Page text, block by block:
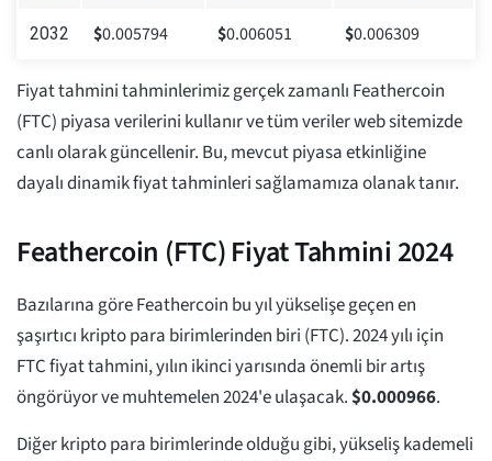
2032 $0.005794 $0.006051 $0.006309
Fiyat tahmini tahminlerimiz gerçek zamanlı Feathercoin
(FTC) piyasa verilerini kullanır ve tüm veriler web sitemizde
canlı olarak güncellenir. Bu, mevcut piyasa etkinliğine
dayalı dinamik fiyat tahminleri sağlamamıza olanak tanır.
Feathercoin (FTC) Fiyat Tahmini 2024
Bazılarına göre Feathercoin bu yıl yükselişe geçen en
şaşırtıcı kripto para birimlerinden biri (FTC). 2024 yılı için
FTC fiyat tahmini, yılın ikinci yarısında önemli bir artış
öngörüyor ve muhtemelen 2024'e ulaşacak.$0.000966.
Diğer kripto para birimlerinde olduğu gibi, yükseliş kademeli